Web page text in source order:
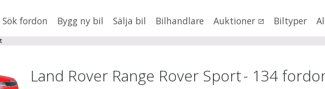
Sök fordon Bygg ny bil Sälja bil Bilhandlare Auktioner Biltyper
0 kr tillmer än
Land Rover Range Rover Sport- 134